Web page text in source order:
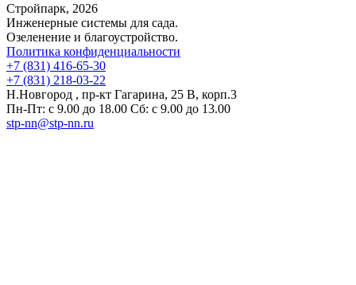
Стройпарк, 2026
Инженерные системы для сада.
Озеленение и благоустройство.
Политика конфиденциальности
+7 (831) 416-65-30
+7 (831) 218-03-22
Н.Новгород , пр-кт Гагарина, 25 В, корп.3
Пн-Пт: с 9.00 до 18.00 Сб: с 9.00 до 13.00
stp-nn@stp-nn.ru